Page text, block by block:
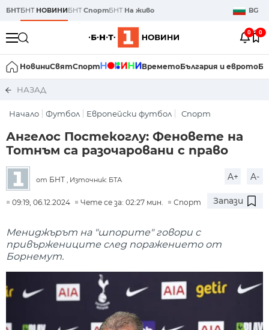
БНТБНТ НОВИНИБНТСпортБНТ На живо BG
0 0
НовиниСвятСпорт ВреметоБългария и еврото
НАЗАД
Начало Футбол Европейски футбол Спорт
Ангелос Постекоглу: Феновете на
Тотнъм са разочаровани с право
от БНТ , Източник: БТА A+ A-
09:19, 06.12.2024 Чете се за: 02:27 мин. Спорт Запази
Мениджърът на "шпорите" говори с
привържениците след поражението от
Борнемут.